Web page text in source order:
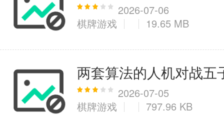
医疗健康
6千+款应用
图像拍照
9百+款应用
2026-07-06
棋牌游戏
19.65 MB
两套算法的人机对战五
2026-07-05
棋牌游戏
797.96 KB